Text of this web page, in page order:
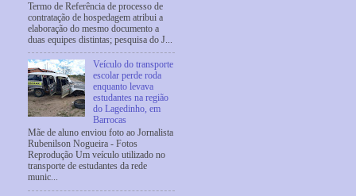
Termo de Referência de processo de
contratação de hospedagem atribui a
elaboração do mesmo documento a
duas equipes distintas; pesquisa do J...
Veículo do transporte
escolar perde roda
enquanto levava
estudantes na região
do Lagedinho, em
Barrocas
Mãe de aluno enviou foto ao Jornalista
Rubenilson Nogueira - Fotos
Reprodução Um veículo utilizado no
transporte de estudantes da rede
munic...